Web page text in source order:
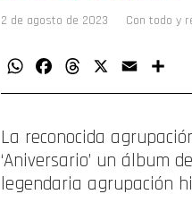
2 de agosto de 2023 Con todo y
WhatsAppFacebookThreads Email
La reconocida
‘Aniversario’ un álbum
legendaria agrupación